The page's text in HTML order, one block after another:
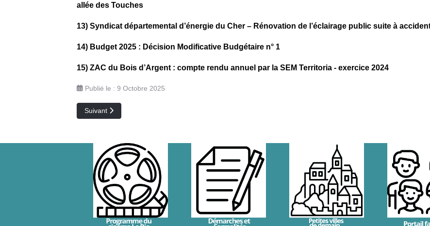
allée des Touches
13) Syndicat départemental d’énergie du Cher – Rénovation de l’éclairage public suite à
14) Budget 2025 : Décision Modificative Budgétaire n° 1
15) ZAC du Bois d’Argent : compte rendu annuel par la SEM Territoria - exercice 2024
Publié le : 9 Octobre 2025
Article suivant : Conseil Municipal du 16 septembre 2025
Suivant